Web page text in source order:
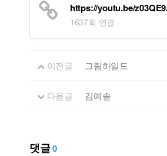
https://youtu.be/
1637회 연결
이전글 그림하일드
다음글 김예솔
댓글0